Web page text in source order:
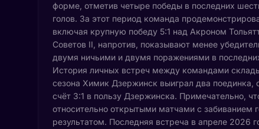
форме, отметив четыре победы в последних
голов. За этот период команда
включая крупную победу 5:1 над Акроном
Советов II, напротив, показывают менее
двумя ничьими и двумя поражениями в
История личных встреч между командами
сезона Химик Дзержинск выиграл два
счёт 3:1 в пользу Дзержинска. Примечательно,
относительно открытыми матчами с забиванием
результатом. Последняя встреча в апреле 2026